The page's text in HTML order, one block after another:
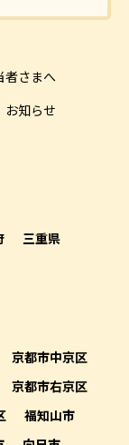
者さまへ
お知らせ
三重県
京都市中京区
京都市右京区
福知山市